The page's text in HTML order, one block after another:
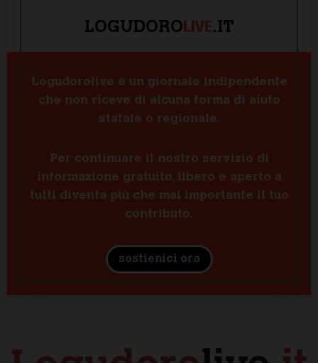
LOGUDOROLIVE.IT
Logudorolive è un giornale indipendente
che non riceve di alcuna forma di aiuto
statale o regionale.
Per continuare il nostro servizio di
informazione gratuito, libero e aperto a
tutti diventa più che mai importante il tuo
contributo.
sostienici ora